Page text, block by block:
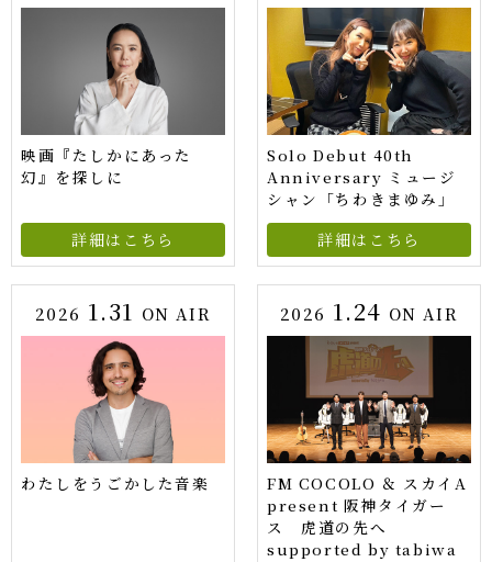
映画『たしかにあった
幻』を探しに
詳細はこちら
Solo Debut 40th
Anniversary ミュージ
シャン「ちわきまゆみ」
詳細はこちら
2026 1.31 ON AIR
わたしをうごかした音楽
2026 1.24 ON AIR
FM COCOLO ＆ スカイA
present 阪神タイガー
ス 虎道の先へ
supported by tabiwa